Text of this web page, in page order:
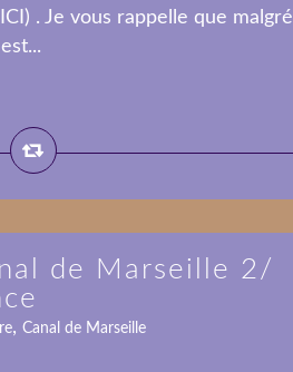
. Je vous rappelle que malgré
de Marseille 2/
, Canal de Marseille